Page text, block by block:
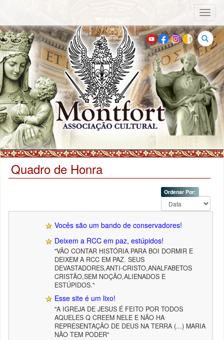
Buscar
Quadro de Honra
Ordenar Por:
Vocês são um bando de conservadores!
Deixem a RCC em paz, estúpidos!
"VÃO CONTAR HISTÓRIA PARA BOI DORMIR E
DEIXEM A RCC EM PAZ. SEUS
DEVASTADORES,ANTI-CRISTO,ANALFABETOS
CRISTÃO,SEM NOÇÃO,ALIENADOS E
ESTÚPIDOS."
Esse site é um lixo!
"A IGREJA DE JESUS É FEITO POR TODOS
AQUELES Q CREEM NELE E NÃO HA
REPRESENTAÇÃO DE DEUS NA TERRA (...) MARIA
NÃO TEM PODER"